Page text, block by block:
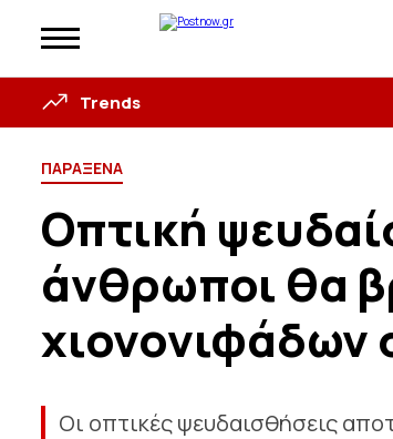
Trends
ΠΑΡΑΞΕΝΑ
Οπτική
άνθρωποι θα
χιονονιφάδων
Οι οπτικές ψευδαισθήσεις